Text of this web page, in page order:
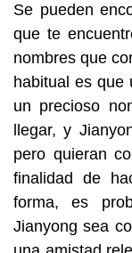
Se pueden
que te
nombres que
habitual es que
un precioso
llegar, y
pero quieran
finalidad de
forma, es
Jianyong sea